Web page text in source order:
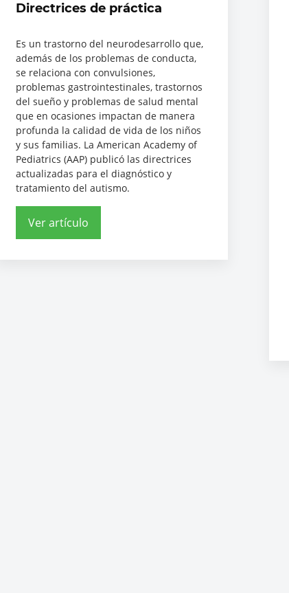
Directrices de práctica
Es un trastorno del neurodesarrollo que,
además de los problemas de conducta,
se relaciona con convulsiones,
problemas gastrointestinales, trastornos
del sueño y problemas de salud mental
que en ocasiones impactan de manera
profunda la calidad de vida de los niños
y sus familias. La American Academy of
Pediatrics (AAP) publicó las directrices
actualizadas para el diagnóstico y
tratamiento del autismo.
Ver artículo